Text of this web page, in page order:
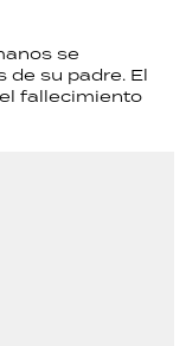
se
de su padre. El
fallecimiento